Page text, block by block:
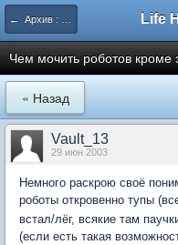
← Архив : Fallout Tactics
Чем мочить роботов кроме
« Назад
Vault_13
29 июн 2003
Немного раскрою своё
роботы откровенно тупы
встал/лёг, всякие там
(если есть такая